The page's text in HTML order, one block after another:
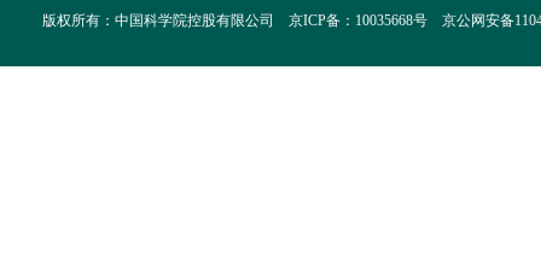
版权所有：中国科学院控股有限公司 京ICP备：10035668号 京公网安备